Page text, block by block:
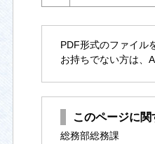
PDF形式のファイル
お持ちでない方は、
このページに
総務部総務課